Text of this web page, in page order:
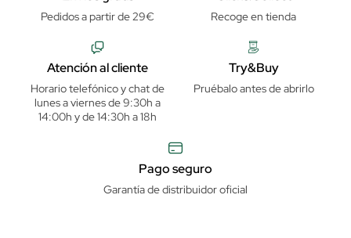
Pedidos a partir de 29€ Recoge en tienda
Atención al cliente
Horario telefónico y chat de
lunes a viernes de 9:30h a
14:00h y de 14:30h a 18h
Try&Buy
Pruébalo antes de abrirlo
Pago seguro
Garantía de distribuidor oficial